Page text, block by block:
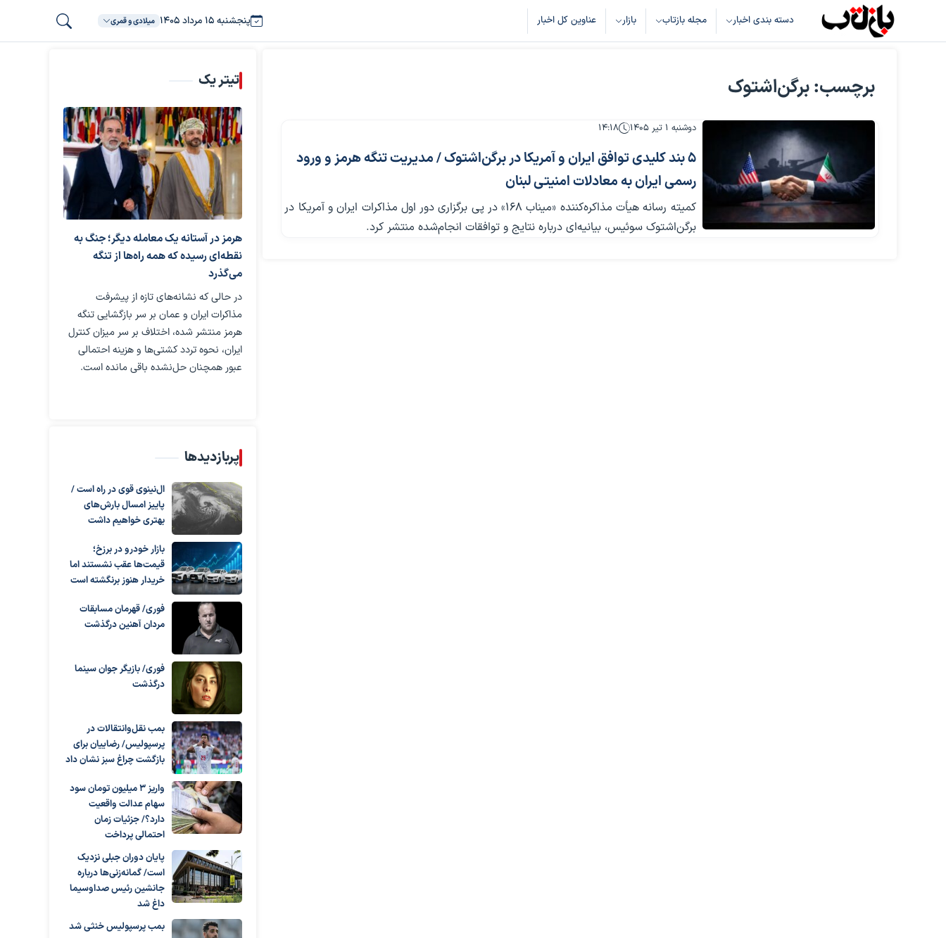
دسته بندی اخبار مجله بازتاب بازار عناوین کل اخبار پنجشنبه ۱۵ مرداد ۱۴۰۵ میلادی و قمری
برچسب: برگن‌اشتوک
دوشنبه ۱ تیر ۱۴۰۵ ۱۴:۱۸
۵ بند کلیدی توافق ایران و آمریکا در برگن‌اشتوک / مدیریت تنگه هرمز و ورود
رسمی ایران به معادلات امنیتی لبنان
کمیته رسانه هیأت مذاکره‌کننده «میناب ۱۶۸» در پی برگزاری دور اول مذاکرات ایران و آمریکا در
برگن‌اشتوک سوئیس، بیانیه‌ای درباره نتایج و توافقات انجام‌شده منتشر کرد.
تیتر یک
هرمز در آستانه یک معامله دیگر؛ جنگ به
نقطه‌ای رسیده که همه راه‌ها از تنگه
می‌گذرد
در حالی که نشانه‌های تازه از پیشرفت
مذاکرات ایران و عمان بر سر بازگشایی تنگه
هرمز منتشر شده، اختلاف بر سر میزان کنترل
ایران، نحوه تردد کشتی‌ها و هزینه احتمالی
عبور همچنان حل‌نشده باقی مانده است.
پربازدیدها
ال‌نینوی قوی در راه است /
پاییز امسال بارش‌های
بهتری خواهیم داشت
بازار خودرو در برزخ؛
قیمت‌ها عقب نشستند اما
خریدار هنوز برنگشته است
فوری/ قهرمان مسابقات
مردان آهنین درگذشت
فوری/ بازیگر جوان سینما
درگذشت
بمب نقل‌وانتقالات در
پرسپولیس/ رضاییان برای
بازگشت چراغ سبز نشان داد
واریز ۳ میلیون تومان سود
سهام عدالت واقعیت
دارد؟/ جزئیات زمان
احتمالی پرداخت
پایان دوران جبلی نزدیک
است/ گمانه‌زنی‌ها درباره
جانشین رئیس صداوسیما
داغ شد
بمب پرسپولیس خنثی شد